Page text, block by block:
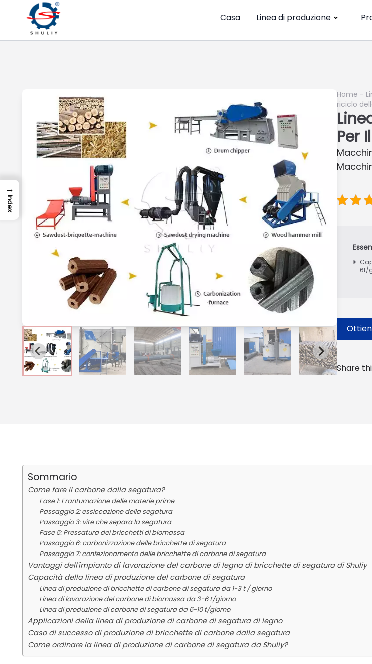
Casa Linea di produzione
Home -
riciclo
Per
6t/
Sommario
Come fare il carbone dalla segatura?
Fase 1: Frantumazione delle materie prime
Passaggio 2: essiccazione della segatura
Passaggio 3: vite che separa la segatura
Fase 5: Pressatura dei bricchetti di biomassa
Passaggio 6: carbonizzazione delle bricchette di segatura
Passaggio 7: confezionamento delle bricchette di carbone di segatura
Vantaggi dell'impianto di lavorazione del carbone di legna di bricchette di segatura di Shuliy
Capacità della linea di produzione del carbone di segatura
Linea di produzione di bricchette di carbone di segatura da 1-3 t / giorno
Linea di lavorazione del carbone di biomassa da 3-6 t/giorno
Linea di produzione di carbone di segatura da 6-10 t/giorno
Applicazioni della linea di produzione di carbone di segatura di legno
Caso di successo di produzione di bricchette di carbone dalla segatura
Come ordinare la linea di produzione di carbone di segatura da Shuliy?
→
Index